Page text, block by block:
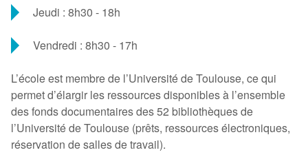
Jeudi : 8h30 - 18h
Vendredi : 8h30 - 17h
L’école est membre de l’Université de Toulouse, ce qui
permet d’élargir les ressources disponibles à l’ensemble
des fonds documentaires des 52 bibliothèques de
l’Université de Toulouse (prêts, ressources électroniques,
réservation de salles de travail).